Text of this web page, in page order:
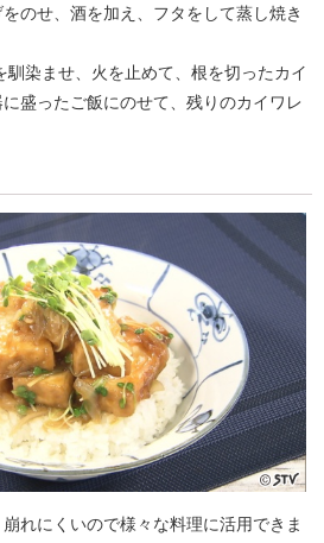
のせ、酒を加え、フタをして蒸し焼き
染ませ、火を止めて、根を切ったカイ
盛ったご飯にのせて、残りのカイワレ
れにくいので様々な料理に活用できま